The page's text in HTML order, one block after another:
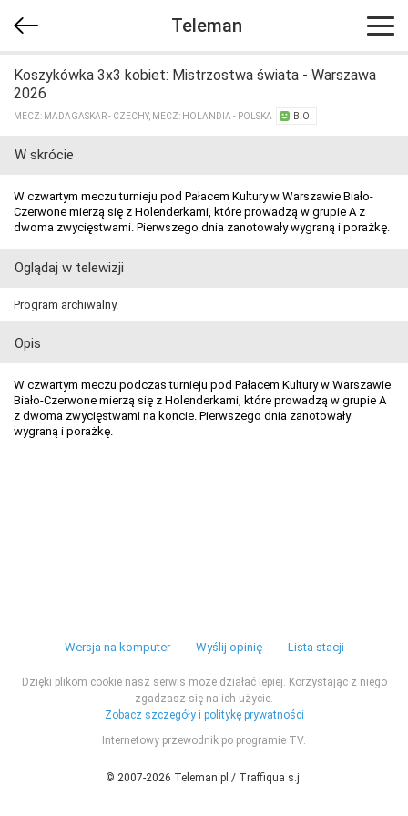
Teleman
Koszykówka 3x3 kobiet: Mistrzostwa świata - Warszawa
2026
MECZ: MADAGASKAR - CZECHY, MECZ: HOLANDIA - POLSKA B.O.
W skrócie
W czwartym meczu turnieju pod Pałacem Kultury w Warszawie Biało-
Czerwone mierzą się z Holenderkami, które prowadzą w grupie A z
dwoma zwycięstwami. Pierwszego dnia zanotowały wygraną i porażkę.
Oglądaj w telewizji
Program archiwalny.
Opis
W czwartym meczu podczas turnieju pod Pałacem Kultury w Warszawie
Biało-Czerwone mierzą się z Holenderkami, które prowadzą w grupie A
z dwoma zwycięstwami na koncie. Pierwszego dnia zanotowały
wygraną i porażkę.
Wersja na komputer Wyślij opinię Lista stacji
Dzięki plikom cookie nasz serwis może działać lepiej. Korzystając z niego
zgadzasz się na ich użycie.
Zobacz szczegóły i politykę prywatności
Internetowy przewodnik po programie TV.
© 2007-2026 Teleman.pl / Traffiqua s.j.